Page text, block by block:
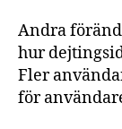
Andra
hur
Fler
för